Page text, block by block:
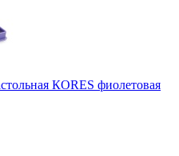
КORES фиолетовая